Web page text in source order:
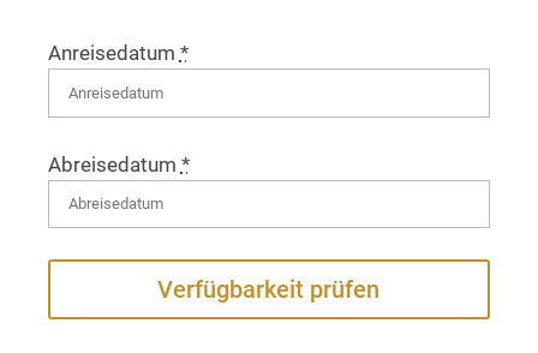
Anreisedatum *
Abreisedatum *